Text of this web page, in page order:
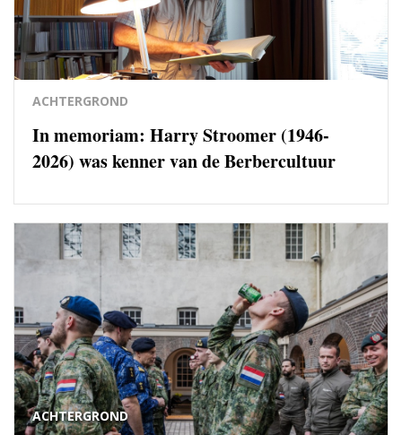
ACHTERGROND
In memoriam: Harry Stroomer (1946-
2026) was kenner van de Berbercultuur
ACHTERGROND